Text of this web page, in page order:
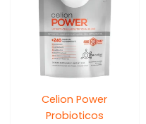
Celion Power
Probioticos